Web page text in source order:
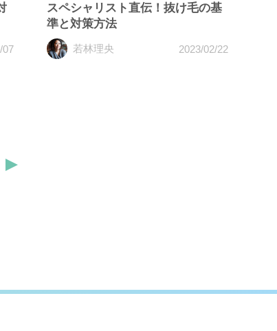
07
スペシャリスト直伝！抜け毛の基
準と対策方法
若林理央 2023/02/22